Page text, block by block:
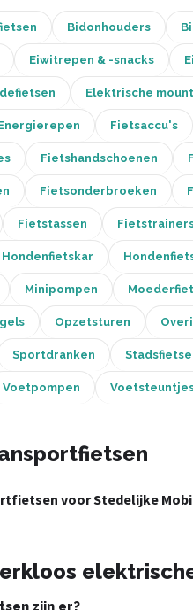
Bidonhouders
Eiwitrepen & -snacks
Elektrische
Fietsaccu's
Fietshandschoenen
Fietsonderbroeken
Fietstassen
Hondenfietskar
Minipompen
Opzetsturen
Sportdranken
Voetpompen
voor Stedelijke
zijn er?